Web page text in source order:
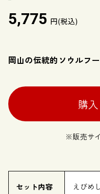
5,775 円(税込)
岡山の伝統的ソウルフ
購
※販売サ
セット内容 えびめ